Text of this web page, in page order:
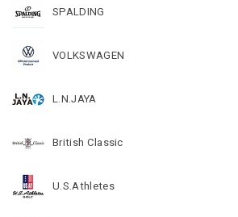
SPALDING
VOLKSWAGEN
L.N.JAYA
British Classic
U.S.Athletes